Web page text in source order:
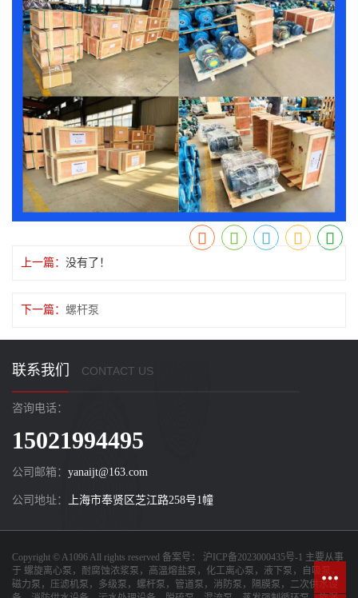
上一篇： 没有了！
下一篇： 螺杆泵
联系我们 CONTACT US
咨询电话：
15021994495
公司邮箱： yanaijt@163.com
公司地址： 上海市奉贤区芝江路258号1幢
Copyright © A1096 All rights reserved 备案号： 沪ICP备2023000435号-1 主要从事
于 螺旋离心泵，耐腐蚀浓浆泵，高温熔盐泵，化工离心泵，液下泵，自吸泵，
磁力泵，压滤机泵，多级泵，螺杆泵，管道泵，消防泵，隔膜泵，二次供水设